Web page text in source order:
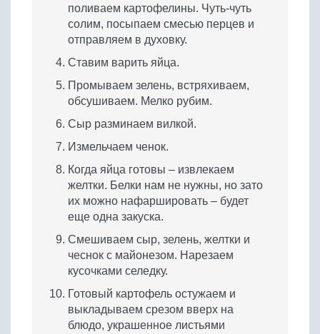
поливаем картофелины. Чуть-чуть
солим, посыпаем смесью перцев и
отправляем в духовку.
Ставим варить яйца.
Промываем зелень, встряхиваем,
обсушиваем. Мелко рубим.
Сыр разминаем вилкой.
Измельчаем ченок.
Когда яйца готовы – извлекаем
желтки. Белки нам не нужны, но зато
их можно нафаршировать – будет
еще одна закуска.
Смешиваем сыр, зелень, желтки и
чеснок с майонезом. Нарезаем
кусочками селедку.
Готовый картофель остужаем и
выкладываем срезом вверх на
блюдо, украшенное листьями